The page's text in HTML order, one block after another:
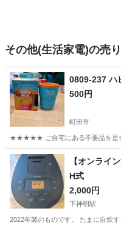
その他(生活家電)の売
500円
町田市
★★★★★ ご自宅にある不要品を是非
東京 町田市 キッチン家電
【オンライ
H式
2,000円
下神明駅
2022年製のものです。 たまに自炊